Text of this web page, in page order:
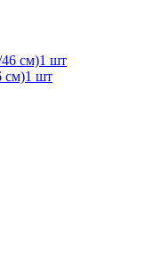
см)1 шт